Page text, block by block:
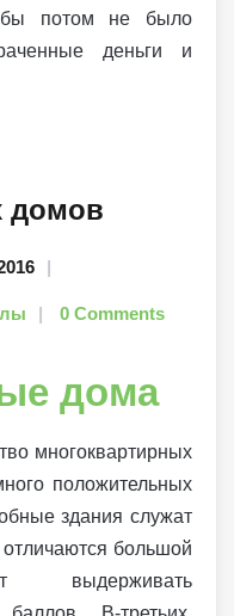
потом не было
деньги и
домов
0 Comments
многоквартирных
положительных
здания служат
большой
выдерживать